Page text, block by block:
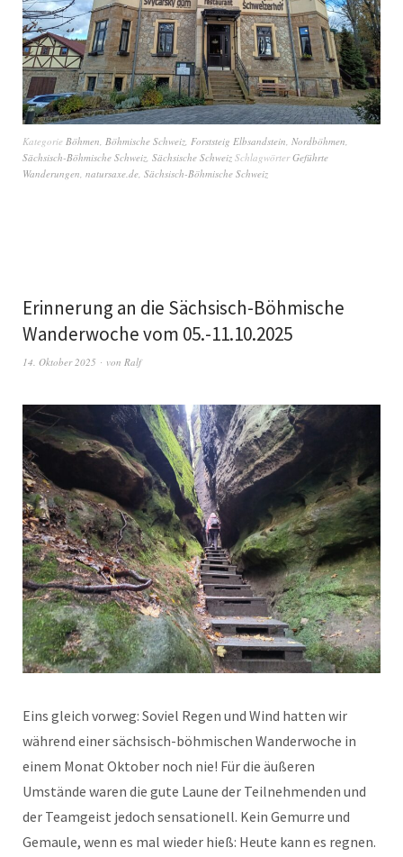
Kategorie Böhmen Böhmische Schweiz Forststeig Elbsandstein Nordböhmen
Sächsisch-Böhmische Schweiz Sächsische Schweiz SchlagwörterGeführte
Wanderungen natursaxe.de Sächsisch-Böhmische Schweiz
Erinnerung an die Sächsisch-Böhmische
Wanderwoche vom 05.-11.10.2025
14. Oktober 2025 von Ralf
Eins gleich vorweg: Soviel Regen und Wind hatten wir
während einer sächsisch-böhmischen Wanderwoche in
einem Monat Oktober noch nie! Für die äußeren
Umstände waren die gute Laune der Teilnehmenden und
der Teamgeist jedoch sensationell. Kein Gemurre und
Gemaule, wenn es mal wieder hieß: Heute kann es regnen.